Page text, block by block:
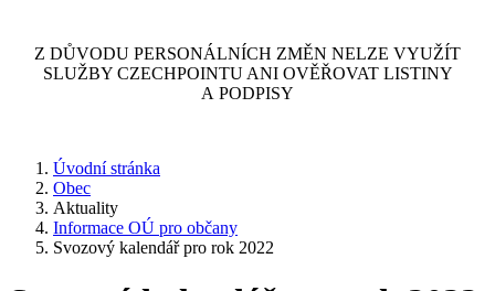
Z DŮVODU PERSONÁLNÍCH ZMĚN NELZE VYUŽÍT
SLUŽBY CZECHPOINTU ANI OVĚŘOVAT LISTINY
A PODPISY
Úvodní stránka
Obec
Aktuality
Informace OÚ pro občany
Svozový kalendář pro rok 2022